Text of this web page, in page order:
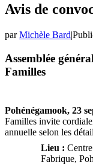
Avis de
parMichèle Bard|
Assemblée
Familles
Pohénégamook, 23
Familles invite
annuelle selon les
Lieu :
Fabrique,